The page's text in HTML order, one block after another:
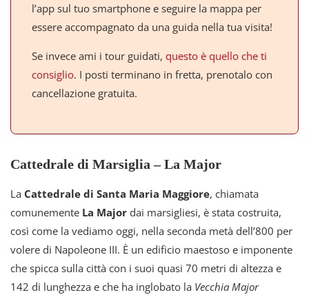
l’app sul tuo smartphone e seguire la mappa per
essere accompagnato da una guida nella tua visita!
Se invece ami i tour guidati, questo è quello che ti
consiglio. I posti terminano in fretta, prenotalo con
cancellazione gratuita.
Cattedrale di Marsiglia – La Major
La Cattedrale di Santa Maria Maggiore, chiamata
comunemente La Major dai marsigliesi, è stata costruita,
così come la vediamo oggi, nella seconda metà dell’800 per
volere di Napoleone III. È un edificio maestoso e imponente
che spicca sulla città con i suoi quasi 70 metri di altezza e
142 di lunghezza e che ha inglobato la Vecchia Major